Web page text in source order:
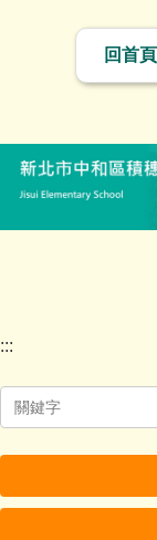
容
區
塊
回首頁
:::